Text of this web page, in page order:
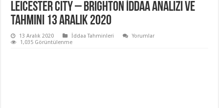
Leicester City – Brighton İddaa Analizi ve
Tahmini 13 Aralık 2020
13 Aralık 2020 İddaa Tahminleri
Yorumlar
1,035 Görüntülenme